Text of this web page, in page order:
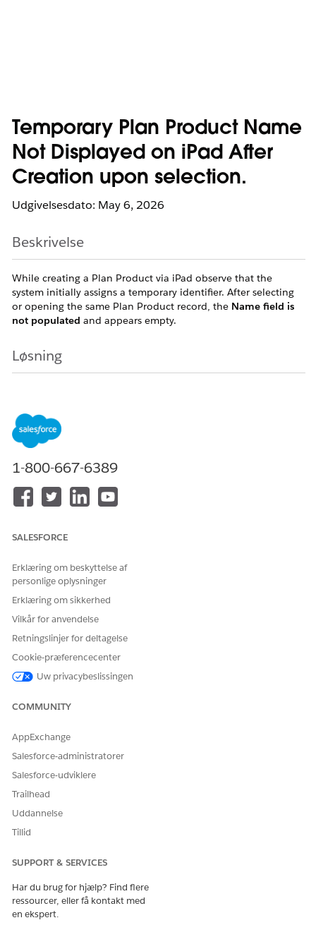
Temporary Plan Product Name
Not Displayed on iPad After
Creation upon selection.
Udgivelsesdato: May 6, 2026
Beskrivelse
While creating a Plan Product via iPad observe that the
system initially assigns a temporary identifier. After selecting
or opening the same Plan Product record, the Name field is
not populated and appears empty.
Løsning
resulting in the Name field appearing blank.
Vidensartikelnummer
005321721
1-800-667-6389
SALESFORCE
Erklæring om beskyttelse af
personlige oplysninger
Erklæring om sikkerhed
Vilkår for anvendelse
Retningslinjer for deltagelse
Cookie-præferencecenter
Uw privacybeslissingen
COMMUNITY
AppExchange
Salesforce-administratorer
Salesforce-udviklere
Trailhead
Uddannelse
Tillid
SUPPORT & SERVICES
Har du brug for hjælp? Find flere
ressourcer, eller få kontakt med
en ekspert.